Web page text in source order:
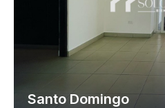
Santo Domingo